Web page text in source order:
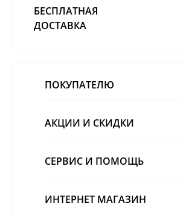
БЕСПЛАТНАЯ
ДОСТАВКА
ПОКУПАТЕЛЮ
АКЦИИ И СКИДКИ
СЕРВИС И ПОМОЩЬ
ИНТЕРНЕТ МАГАЗИН